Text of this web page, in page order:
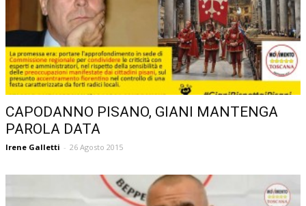
CAPODANNO PISANO, GIANI MANTENGA
PAROLA DATA
Irene Galletti - 26 Agosto 2015